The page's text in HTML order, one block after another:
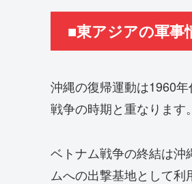
■東アジアの軍事
沖縄の復帰運動は1960
戦争の時期と重なります。
ベトナム戦争の終結は沖
ムへの出撃基地として